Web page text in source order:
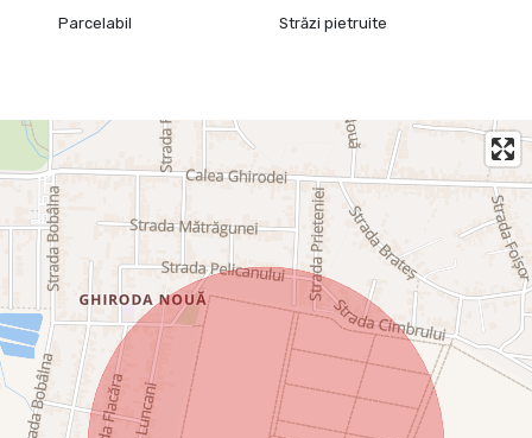
Proprietatea este reprezentată de RealTimHouse.ro – Un pas
Parcelabil Străzi pietruite